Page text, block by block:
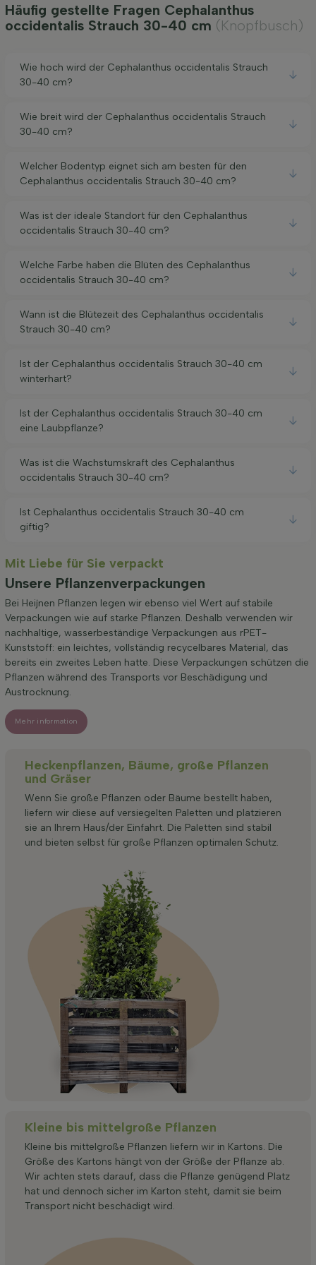
Häufig gestellte Fragen Cephalanthus
occidentalis Strauch 30-40 cm (Knopfbusch)
Wie hoch wird der Cephalanthus occidentalis Strauch
30-40 cm?
Wie breit wird der Cephalanthus occidentalis Strauch
30-40 cm?
Welcher Bodentyp eignet sich am besten für den
Cephalanthus occidentalis Strauch 30-40 cm?
Was ist der ideale Standort für den Cephalanthus
occidentalis Strauch 30-40 cm?
Welche Farbe haben die Blüten des Cephalanthus
occidentalis Strauch 30-40 cm?
Wann ist die Blütezeit des Cephalanthus occidentalis
Strauch 30-40 cm?
Ist der Cephalanthus occidentalis Strauch 30-40 cm
winterhart?
Ist der Cephalanthus occidentalis Strauch 30-40 cm
eine Laubpflanze?
Was ist die Wachstumskraft des Cephalanthus
occidentalis Strauch 30-40 cm?
Ist Cephalanthus occidentalis Strauch 30-40 cm
giftig?
Mit Liebe für Sie verpackt
Unsere Pflanzenverpackungen
Bei Heijnen Pflanzen legen wir ebenso viel Wert auf stabile
Verpackungen wie auf starke Pflanzen. Deshalb verwenden wir
nachhaltige, wasserbeständige Verpackungen aus rPET-
Kunststoff: ein leichtes, vollständig recycelbares Material, das
bereits ein zweites Leben hatte. Diese Verpackungen schützen die
Pflanzen während des Transports vor Beschädigung und
Austrocknung.
Mehr information
Heckenpflanzen, Bäume, große Pflanzen
und Gräser
Wenn Sie große Pflanzen oder Bäume bestellt haben,
liefern wir diese auf versiegelten Paletten und platzieren
sie an Ihrem Haus/der Einfahrt. Die Paletten sind stabil
und bieten selbst für große Pflanzen optimalen Schutz.
Kleine bis mittelgroße Pflanzen
Kleine bis mittelgroße Pflanzen liefern wir in Kartons. Die
Größe des Kartons hängt von der Größe der Pflanze ab.
Wir achten stets darauf, dass die Pflanze genügend Platz
hat und dennoch sicher im Karton steht, damit sie beim
Transport nicht beschädigt wird.